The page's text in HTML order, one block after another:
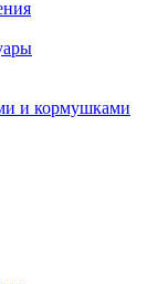
и кормушками